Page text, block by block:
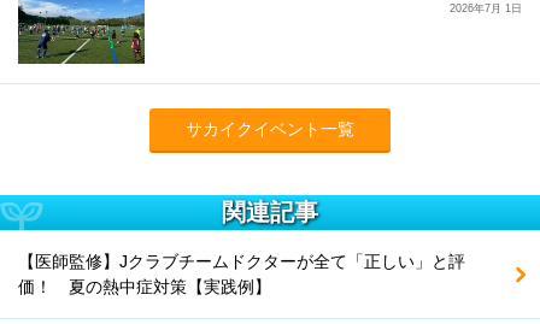
2026年7月 1日
サカイクイベント一覧
関連記事
【医師監修】Jクラブチームドクターが全て「正しい」と評
価！ 夏の熱中症対策【実践例】